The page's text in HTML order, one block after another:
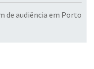
de audiência em Porto